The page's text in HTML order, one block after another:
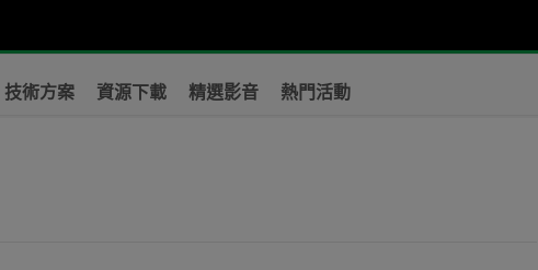
技術方案 資源下載 精選影音 熱門活動